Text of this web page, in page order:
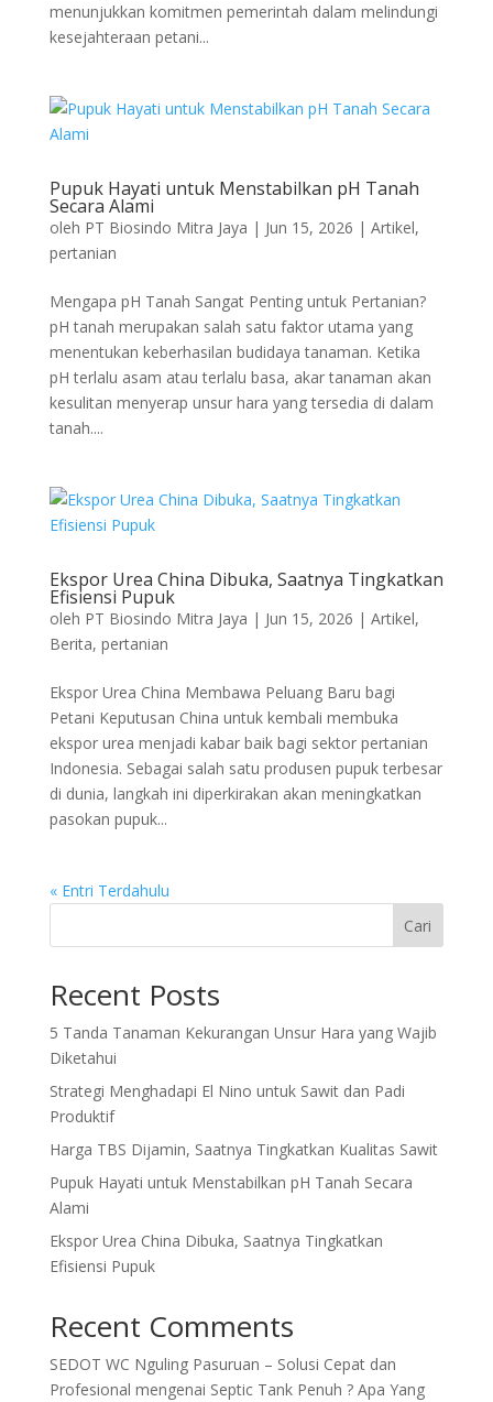
menunjukkan komitmen pemerintah dalam melindungi
kesejahteraan petani...
Pupuk Hayati untuk Menstabilkan pH Tanah
Secara Alami
oleh PT Biosindo Mitra Jaya | Jun 15, 2026 | Artikel,
pertanian
Mengapa pH Tanah Sangat Penting untuk Pertanian?
pH tanah merupakan salah satu faktor utama yang
menentukan keberhasilan budidaya tanaman. Ketika
pH terlalu asam atau terlalu basa, akar tanaman akan
kesulitan menyerap unsur hara yang tersedia di dalam
tanah....
Ekspor Urea China Dibuka, Saatnya Tingkatkan
Efisiensi Pupuk
oleh PT Biosindo Mitra Jaya | Jun 15, 2026 | Artikel,
Berita, pertanian
Ekspor Urea China Membawa Peluang Baru bagi
Petani Keputusan China untuk kembali membuka
ekspor urea menjadi kabar baik bagi sektor pertanian
Indonesia. Sebagai salah satu produsen pupuk terbesar
di dunia, langkah ini diperkirakan akan meningkatkan
pasokan pupuk...
« Entri Terdahulu
Cari
Recent Posts
5 Tanda Tanaman Kekurangan Unsur Hara yang Wajib
Diketahui
Strategi Menghadapi El Nino untuk Sawit dan Padi
Produktif
Harga TBS Dijamin, Saatnya Tingkatkan Kualitas Sawit
Pupuk Hayati untuk Menstabilkan pH Tanah Secara
Alami
Ekspor Urea China Dibuka, Saatnya Tingkatkan
Efisiensi Pupuk
Recent Comments
SEDOT WC Nguling Pasuruan – Solusi Cepat dan
Profesional mengenai Septic Tank Penuh ? Apa Yang